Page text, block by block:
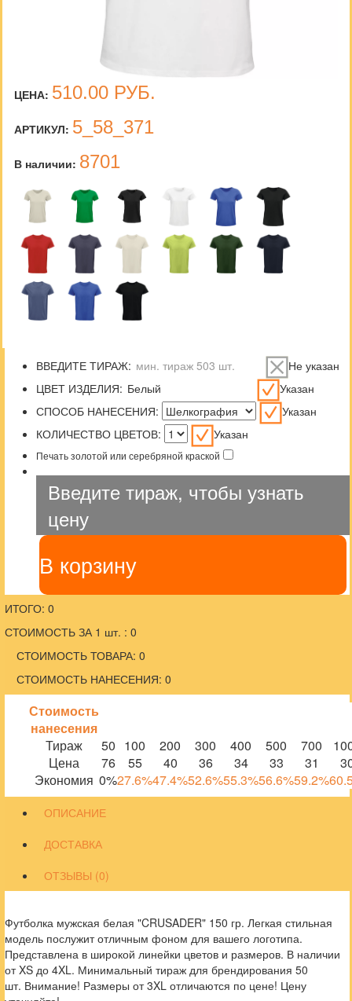
ЦЕНА: 510.00 РУБ.
АРТИКУЛ: 5_58_371
В наличии: 8701
ВВЕДИТЕ ТИРАЖ:
Не указан
ЦВЕТ ИЗДЕЛИЯ:
Указан
СПОСОБ НАНЕСЕНИЯ:
Указан
КОЛИЧЕСТВО ЦВЕТОВ:
Указан
Печать золотой или серебряной краской
Введите тираж, чтобы узнать
цену
В корзину
ИТОГО: 0
СТОИМОСТЬ ЗА 1 шт. : 0
СТОИМОСТЬ ТОВАРА: 0
СТОИМОСТЬ НАНЕСЕНИЯ: 0
Стоимость
нанесения
Тираж
50 100 200 300 400 500 700
Цена
76 55 40 36 34 33 31
Экономия 0%27.6%47.4%52.6%55.3%56.6%59.2%
ОПИСАНИЕ
ДОСТАВКА
ОТЗЫВЫ (0)
Футболка мужская белая "CRUSADER" 150 гр. Легкая стильная
модель послужит отличным фоном для вашего логотипа.
Представлена в широкой линейки цветов и размеров. В наличии
от XS до 4XL. Минимальный тираж для брендирования 50
шт. Внимание! Размеры от 3XL отличаются по цене! Цену